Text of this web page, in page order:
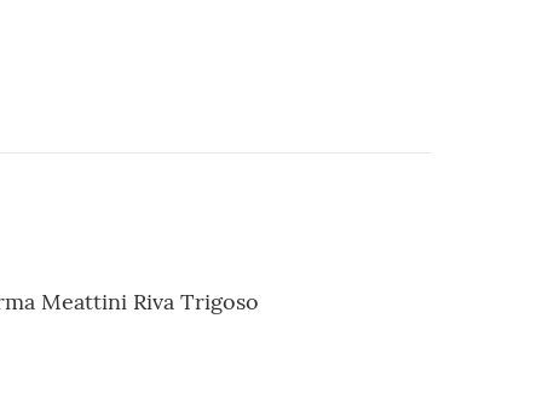
Meattini Riva Trigoso